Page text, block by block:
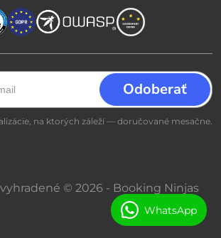
na ktorých záleží — doručované mesačne.
© 2026 - Booking Ninjas
WhatsApp